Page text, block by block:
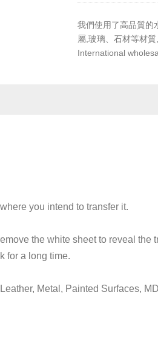
我們使用了高品質的
屬,玻璃、石材等材
International
you intend to transfer it.
the white sheet to reveal the
for a long time.
Metal, Painted Surfaces,